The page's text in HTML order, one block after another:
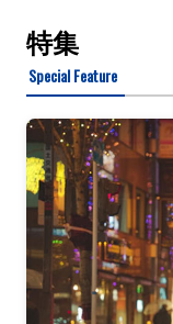
特集
Special Feature